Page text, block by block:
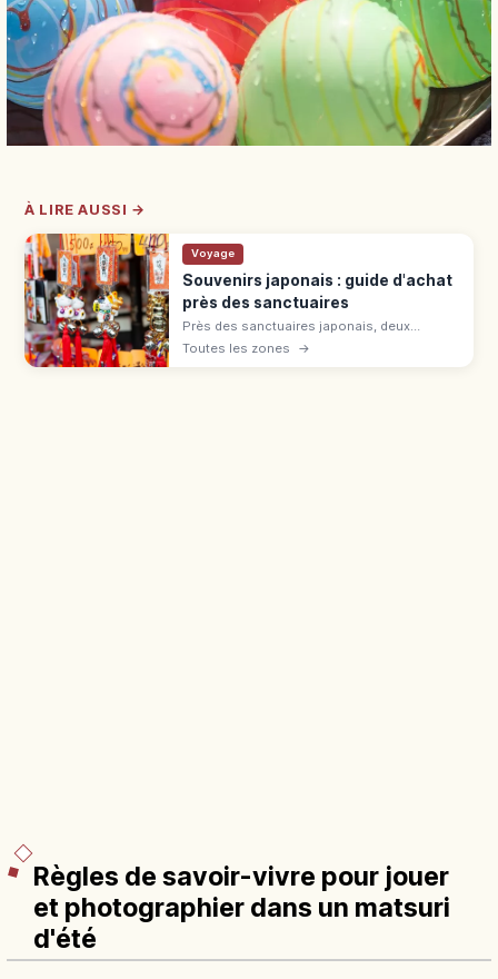
À LIRE AUSSI →
Voyage
Souvenirs japonais : guide d'achat
près des sanctuaires
Près des sanctuaires japonais, deux
catégories : juyohin sacrés (omamori,
Toutes les zones →
Règles de savoir-vivre pour jouer
et photographier dans un matsuri
d'été